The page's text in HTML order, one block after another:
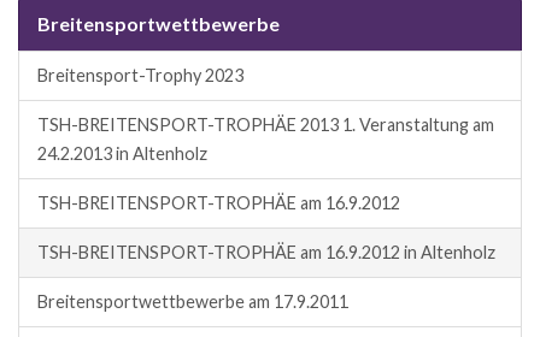
Breitensportwettbewerbe
Breitensport-Trophy 2023
TSH-BREITENSPORT-TROPHÄE 2013 1. Veranstaltung am
24.2.2013 in Altenholz
TSH-BREITENSPORT-TROPHÄE am 16.9.2012
TSH-BREITENSPORT-TROPHÄE am 16.9.2012 in Altenholz
Breitensportwettbewerbe am 17.9.2011